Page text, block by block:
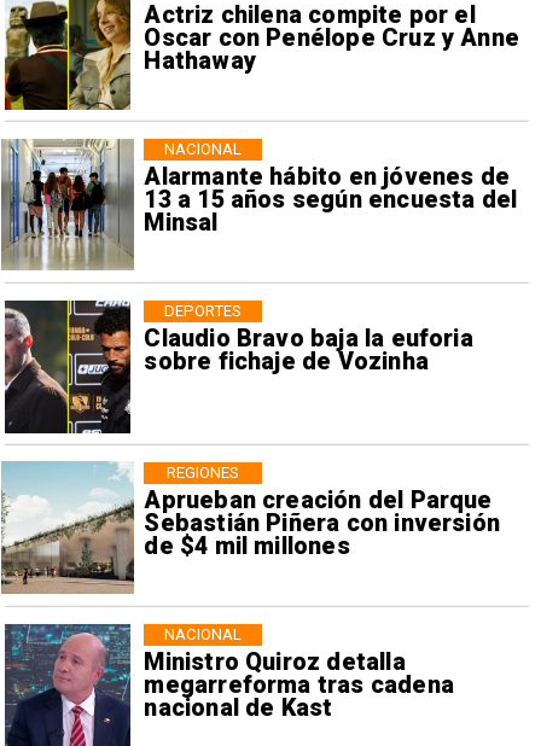
Actriz chilena compite por el
Oscar con Penélope Cruz y Anne
Hathaway
Alarmante hábito en jóvenes de
13 a 15 años según encuesta del
Minsal
NACIONAL
Claudio Bravo baja la euforia
sobre fichaje de Vozinha
DEPORTES
Aprueban creación del Parque
Sebastián Piñera con inversión
de $4 mil millones
REGIONES
Ministro Quiroz detalla
megarreforma tras cadena
nacional de Kast
NACIONAL